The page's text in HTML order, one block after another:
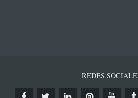
REDES